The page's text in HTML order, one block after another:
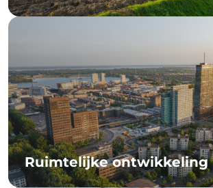
Ruimtelijke ontwikkeling